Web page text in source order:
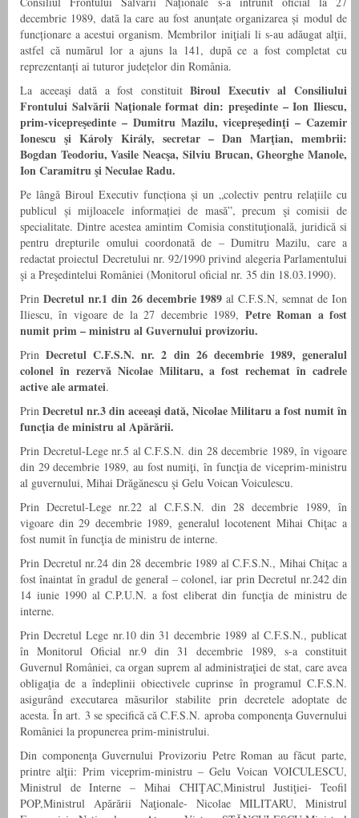
decembrie 1989, dată la care au fost anunțate organizarea și modul de
funcționare a acestui organism. Membrilor iniţiali li s-au adăugat alţii,
astfel că numărul lor a ajuns la 141, după ce a fost completat cu
reprezentanți ai tuturor județelor din România.
La aceeaşi dată a fost constituitBiroul Executiv al Consiliului
Frontului Salvării Naţionale format din: preşedinte – Ion Iliescu,
prim-vicepreşedinte – Dumitru Mazilu, vicepreşedinţi – Cazemir
Ionescu şi Károly Király, secretar – Dan Marţian, membrii:
Bogdan Teodoriu, Vasile Neacşa, Silviu Brucan, Gheorghe Manole,
Ion Caramitru şi Neculae Radu.
Pe lângă Biroul Executiv funcționa și un „colectiv pentru relațiile cu
publicul și mijloacele informației de masă”, precum şi comisii de
specialitate. Dintre acestea amintim Comisia constituţională, juridică si
pentru drepturile omului coordonată de – Dumitru Mazilu, care a
redactat proiectul Decretului nr. 92/1990 privind alegeria Parlamentului
şi a Preşedintelui României (Monitorul oficial nr. 35 din 18.03.1990).
Prin Decretul nr.1 din 26 decembrie 1989 al C.F.S.N, semnat de Ion
Iliescu, în vigoare de la 27 decembrie 1989, Petre Roman a fost
numit prim – ministru al Guvernului provizoriu.
PrinDecretul C.F.S.N. nr. 2 din 26 decembrie 1989, generalul
colonel în rezervă Nicolae Militaru, a fost rechemat în cadrele
active ale armatei.
Prin Decretul nr.3 din aceeaşi dată, Nicolae Militaru a fost numit în
funcţia de ministru al Apărării.
Prin Decretul-Lege nr.5 al C.F.S.N. din 28 decembrie 1989, în vigoare
din 29 decembrie 1989, au fost numiţi, în funcţia de viceprim-ministru
al guvernului, Mihai Drăgănescu şi Gelu Voican Voiculescu.
Prin Decretul-Lege nr.22 al C.F.S.N. din 28 decembrie 1989, în
vigoare din 29 decembrie 1989, generalul locotenent Mihai Chiţac a
fost numit în funcţia de ministru de interne.
Prin Decretul nr.24 din 28 decembrie 1989 al C.F.S.N., Mihai Chiţac a
fost înaintat în gradul de general – colonel, iar prin Decretul nr.242 din
14 iunie 1990 al C.P.U.N. a fost eliberat din funcţia de ministru de
interne.
Prin Decretul Lege nr.10 din 31 decembrie 1989 al C.F.S.N., publicat
în Monitorul Oficial nr.9 din 31 decembrie 1989, s-a constituit
Guvernul României, ca organ suprem al administraţiei de stat, care avea
obligaţia de a îndeplinii obiectivele cuprinse în programul C.F.S.N.
asigurând executarea măsurilor stabilite prin decretele adoptate de
acesta. În art. 3 se specifică că C.F.S.N. aproba componenţa Guvernului
României la propunerea prim-ministrului.
Din componenţa Guvernului Provizoriu Petre Roman au făcut parte,
printre alţii: Prim viceprim-ministru – Gelu Voican VOICULESCU,
Ministrul de Interne – Mihai CHIŢAC,Ministrul Justiţiei- Teofil
POP,Ministrul Apărării Naţionale- Nicolae MILITARU, Ministrul